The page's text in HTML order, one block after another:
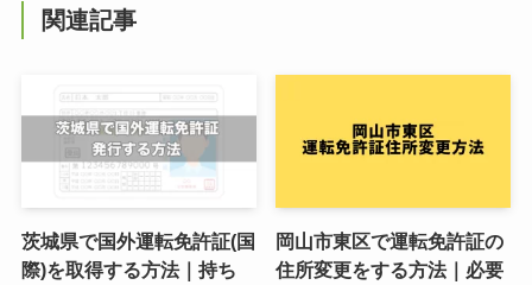
関連記事
茨城県で国外運転免許証(国
際)を取得する方法｜持ち
岡山市東区で運転免許証の
住所変更をする方法｜必要